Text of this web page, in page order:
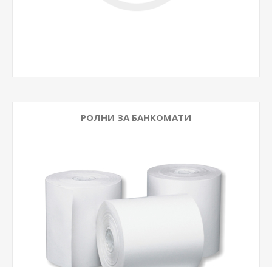
РОЛНИ ЗА БАНКОМАТИ